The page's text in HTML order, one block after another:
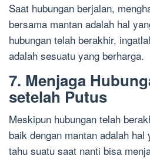
Saat hubungan berjalan,
bersama mantan adalah hal
hubungan telah berakhir,
adalah sesuatu yang berharga.
7. Menjaga
setelah Putus
Meskipun hubungan telah
baik dengan mantan adalah hal
tahu suatu saat nanti bisa